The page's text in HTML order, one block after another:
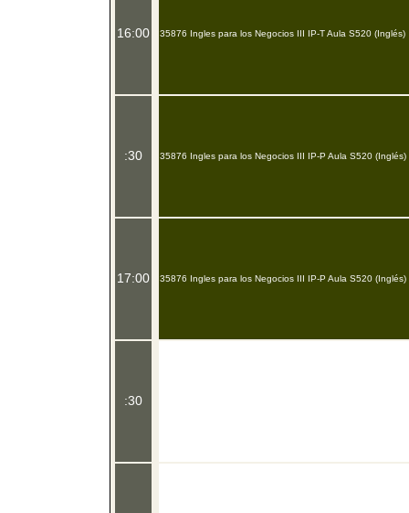
16:00
:30
17:00
:30
35876 Ingles para los Negocios III IP-T Aula S520 (Inglés)
35876 Ingles para los Negocios III IP-P Aula S520 (Inglés)
35876 Ingles para los Negocios III IP-P Aula S520 (Inglés)